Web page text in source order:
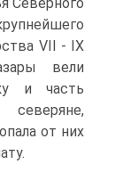
VII - IX
вели
и часть
северяне,
от них